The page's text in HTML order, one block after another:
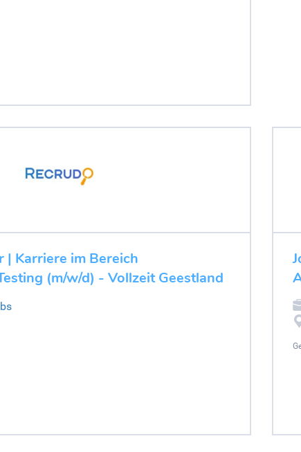
| Karriere im Bereich
(m/w/d) - Vollzeit Geestland